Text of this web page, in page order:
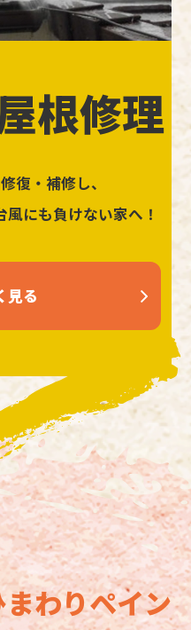
根修理
復・補修し、
にも負けない家へ！
見る
まわりペイン